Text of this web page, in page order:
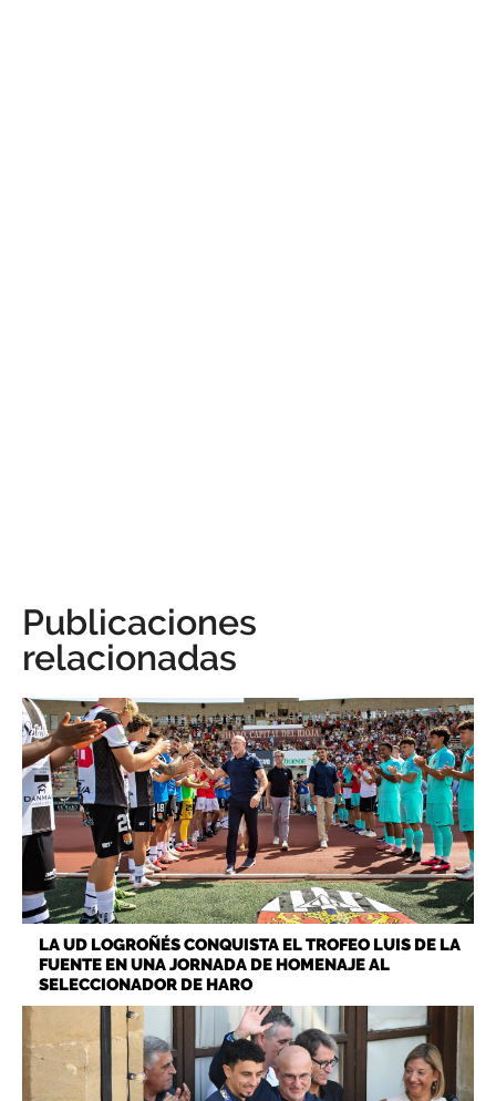
Publicaciones
relacionadas
LA UD LOGROÑÉS CONQUISTA EL TROFEO LUIS DE LA
FUENTE EN UNA JORNADA DE HOMENAJE AL
SELECCIONADOR DE HARO